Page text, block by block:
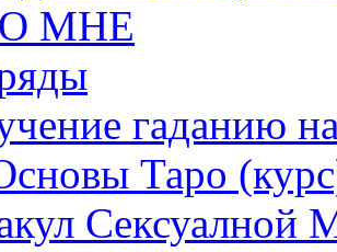
МНЕ
гаданию
Таро
Сексуалной